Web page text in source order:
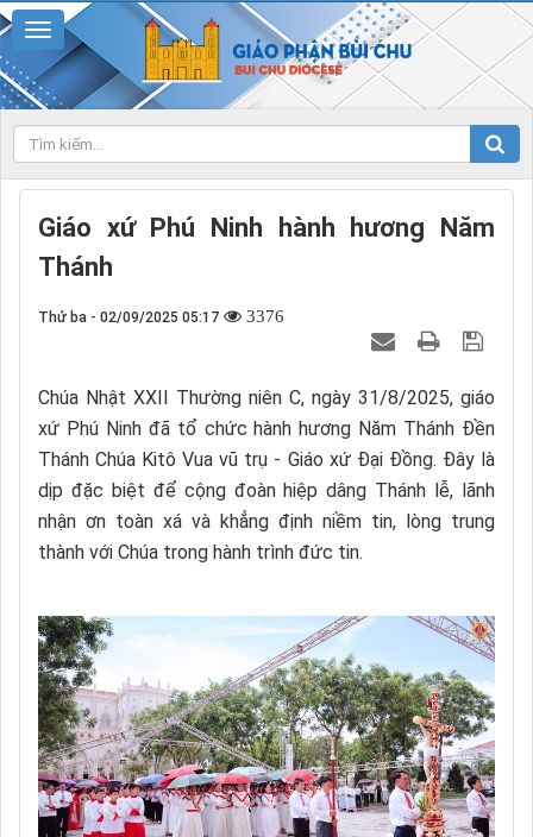
Giáo xứ Phú Ninh hành hương Năm
Thánh
Thứ ba - 02/09/2025 05:17 3376
Chúa Nhật XXII Thường niên C, ngày 31/8/2025, giáo
xứ Phú Ninh đã tổ chức hành hương Năm Thánh Đền
Thánh Chúa Kitô Vua vũ trụ - Giáo xứ Đại Đồng. Đây là
dịp đặc biệt để cộng đoàn hiệp dâng Thánh lễ, lãnh
nhận ơn toàn xá và khẳng định niềm tin, lòng trung
thành với Chúa trong hành trình đức tin.